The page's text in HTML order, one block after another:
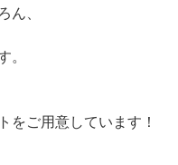
ん、
。
をご用意しています！